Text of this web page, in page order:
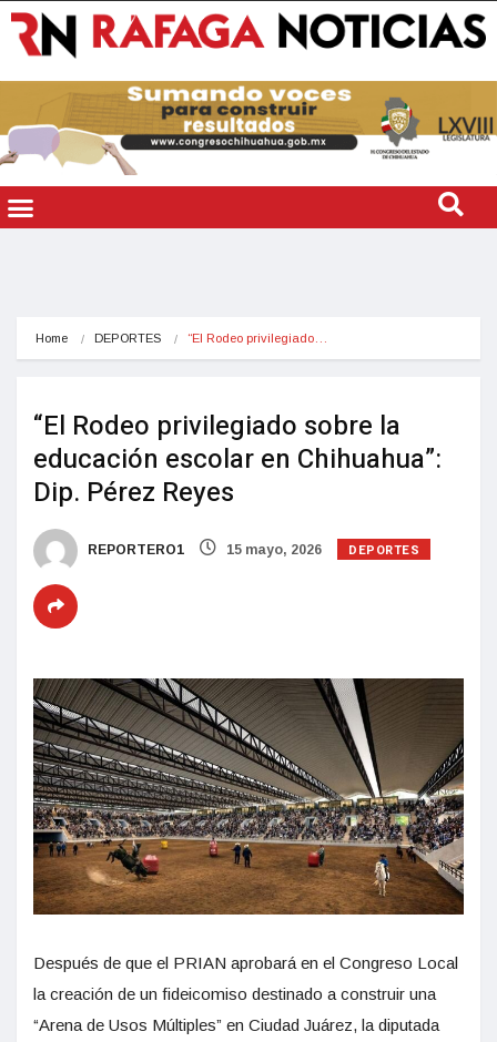
Home DEPORTES “El Rodeo privilegiado…
“El Rodeo privilegiado sobre la
educación escolar en Chihuahua”:
Dip. Pérez Reyes
REPORTERO1 15 mayo, 2026 DEPORTES
Después de que el PRIAN aprobará en el Congreso Local
la creación de un fideicomiso destinado a construir una
“Arena de Usos Múltiples” en Ciudad Juárez, la diputada